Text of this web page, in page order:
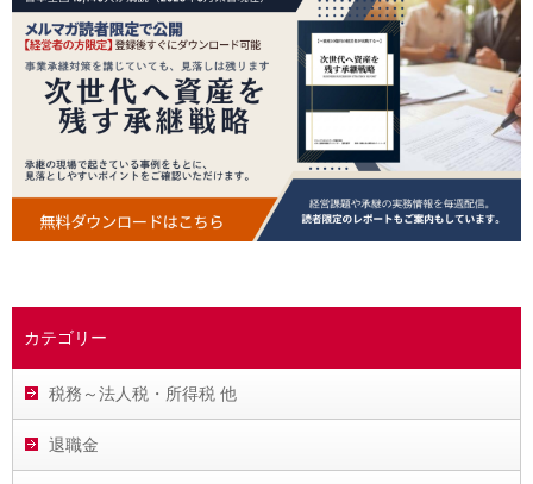
カテゴリー
税務～法人税・所得税 他
退職金